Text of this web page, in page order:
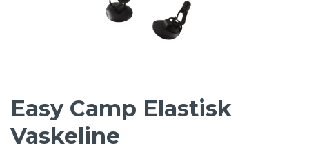
Easy Camp Elastisk
Vaskeline